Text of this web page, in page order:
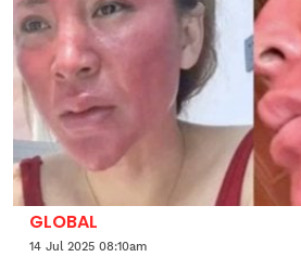
GLOBAL
14 Jul 2025 08:10am